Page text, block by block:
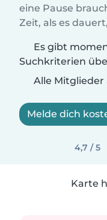
eine Pause
Zeit, als es
Es gibt
Suchkriterien
Alle Mitglieder
Melde dich
4,7 / 5
Karte